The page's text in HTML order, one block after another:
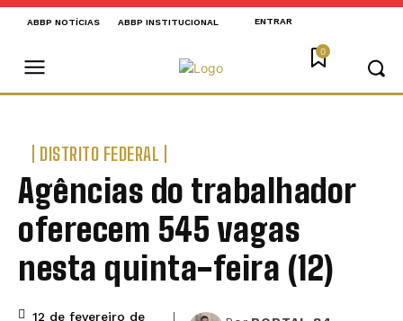
ABBP NOTÍCIAS ABBP INSTITUCIONAL ENTRAR
0
DISTRITO FEDERAL
Agências do trabalhador
oferecem 545 vagas
nesta quinta-feira (12)
12 de fevereiro de